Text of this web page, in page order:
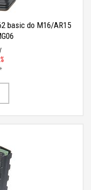
basic do M16/AR15